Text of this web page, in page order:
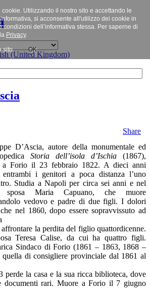
Share
D’Ascia, autore della monumentale ed
Storia dell’isola d’Ischia (1867),
a Forio il 23 febbraio 1822. A dieci anni
entrambi i genitori a poca distanza l’uno
Studia a Napoli per circa sei anni e nel
sposa Maria Capuano, che muore
vedovo e padre di due figli. I dolori
nel 1860, dopo essere sopravvissuto ad
la perdita del figlio quattordicenne.
Teresa Calise, da cui ha quattro figli.
Sindaco di Forio (1861 – 1863, 1868 –
di consigliere provinciale dal 1861 al
perde la casa e la sua ricca biblioteca, dove
documenti rari. Muore a Forio il 7 giugno
cookie. Utilizzando il nostro sito e accettando le
si acconsente all'utilizzo dei cookie in
condizioni dell’informativa stessa. Per saperne di
Privacy.
sito. OK